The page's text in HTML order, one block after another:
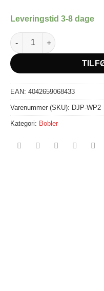
Leveringstid 3-8 dage
DJPOWER WP-2 Røg
EAN: 4042659068433
Varenummer (SKU): DJP-WP2
Kategori: Bobler